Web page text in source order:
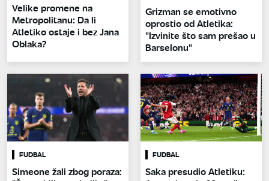
Velike promene na
Metropolitanu: Da li
Atletiko ostaje i bez Jana
Oblaka?
Grizman se emotivno
oprostio od Atletika:
"Izvinite što sam prešao u
Barselonu"
FUDBAL
Simeone žali zbog poraza:
FUDBAL
Saka presudio Atletiku: